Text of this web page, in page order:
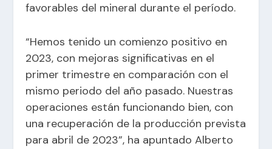
favorables del mineral durante el período.
“Hemos tenido un comienzo positivo en
2023, con mejoras significativas en el
primer trimestre en comparación con el
mismo periodo del año pasado. Nuestras
operaciones están funcionando bien, con
una recuperación de la producción prevista
para abril de 2023”, ha apuntado Alberto